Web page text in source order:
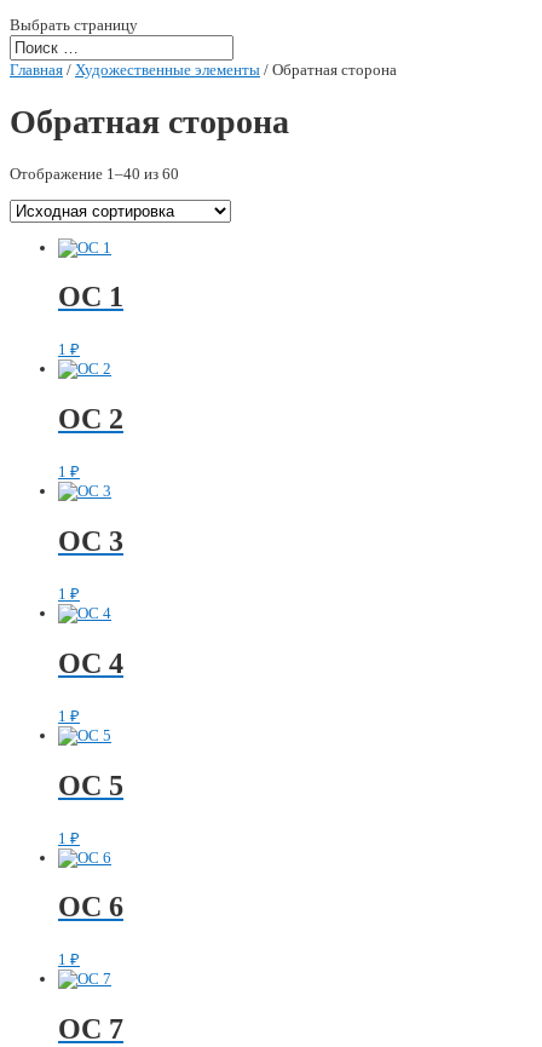
Выбрать страницу
Главная / Художественные элементы / Обратная сторона
Обратная сторона
Отображение 1–40 из 60
ОС 1
1 ₽
ОС 2
1 ₽
ОС 3
1 ₽
ОС 4
1 ₽
ОС 5
1 ₽
ОС 6
1 ₽
ОС 7